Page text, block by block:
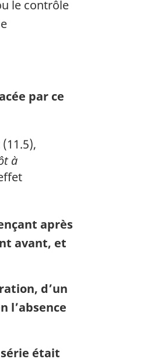
le contrôle
par ce
à
après
avant, et
d’un
l’absence
était